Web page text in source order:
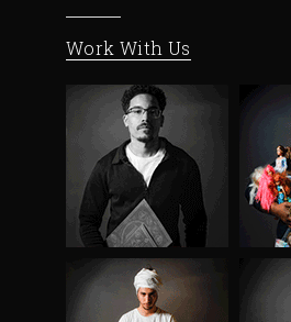
Work With Us